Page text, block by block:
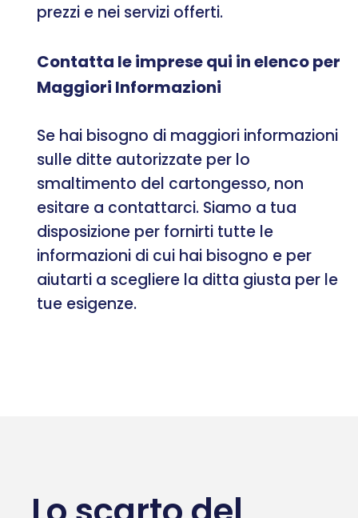
prezzi e nei servizi offerti.
Contatta le imprese qui in elenco per
Maggiori Informazioni
Se hai bisogno di maggiori informazioni
sulle ditte autorizzate per lo
smaltimento del cartongesso, non
esitare a contattarci. Siamo a tua
disposizione per fornirti tutte le
informazioni di cui hai bisogno e per
aiutarti a scegliere la ditta giusta per le
tue esigenze.